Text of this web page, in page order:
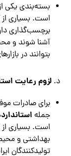
بسته‌بندی یکی
است. بسیاری از
برچسب‌گذاری
آشنا شوند و
بتوانند در
د.لزوم رعایت
برای صادرات
جمله
است. بسیاری
بهداشتی و
تولیدکنندگان